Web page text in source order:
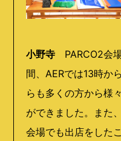
小野寺 PARCO2会
間、AERでは13時か
らも多くの方から様
ができました。また
会場でも出店をした